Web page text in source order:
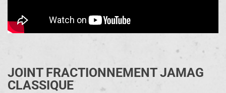
JOINT FRACTIONNEMENT JAMAG
CLASSIQUE